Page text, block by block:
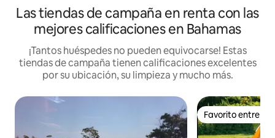
Las tiendas de campaña en renta con las
mejores calificaciones en Bahamas
¡Tantos huéspedes no pueden equivocarse! Estas
tiendas de campaña tienen calificaciones excelentes
por su ubicación, su limpieza y mucho más.
Favorito entre
Favorito entre